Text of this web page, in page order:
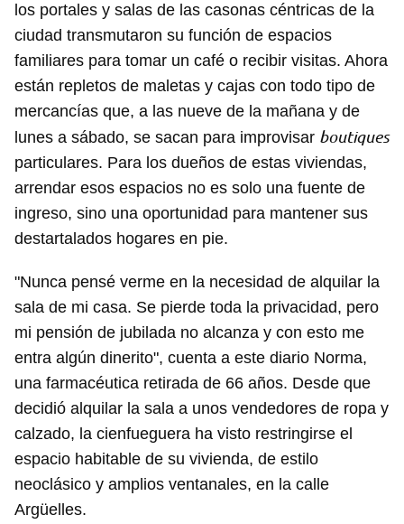
los portales y salas de las casonas céntricas de la
ciudad transmutaron su función de espacios
familiares para tomar un café o recibir visitas. Ahora
están repletos de maletas y cajas con todo tipo de
mercancías que, a las nueve de la mañana y de
lunes a sábado, se sacan para improvisar boutiques
particulares. Para los dueños de estas viviendas,
arrendar esos espacios no es solo una fuente de
ingreso, sino una oportunidad para mantener sus
destartalados hogares en pie.
"Nunca pensé verme en la necesidad de alquilar la
sala de mi casa. Se pierde toda la privacidad, pero
mi pensión de jubilada no alcanza y con esto me
entra algún dinerito", cuenta a este diario Norma,
una farmacéutica retirada de 66 años. Desde que
decidió alquilar la sala a unos vendedores de ropa y
calzado, la cienfueguera ha visto restringirse el
espacio habitable de su vivienda, de estilo
neoclásico y amplios ventanales, en la calle
Argüelles.